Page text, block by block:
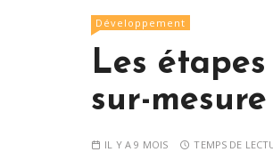
Développement
Les
sur-
IL Y A 9 MOIS TEMPS DE